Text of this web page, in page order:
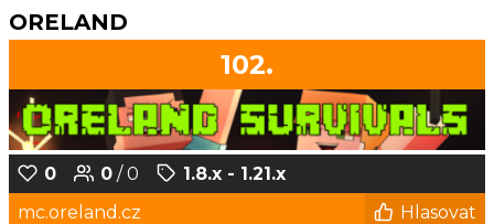
ORELAND
102.
0 0 / 0
1.8.x - 1.21.x
mc.oreland.cz
Hlasovat